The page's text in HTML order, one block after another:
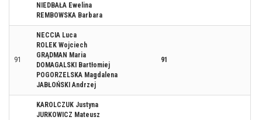
NIEDBAŁA Ewelina
REMBOWSKA Barbara
91
NECCIA Luca
ROLEK Wojciech
GRĄDMAN Maria
DOMAGALSKI Bartłomiej
POGORZELSKA Magdalena
JABŁOŃSKI Andrzej
91
KAROLCZUK Justyna
JURKOWICZ Mateusz